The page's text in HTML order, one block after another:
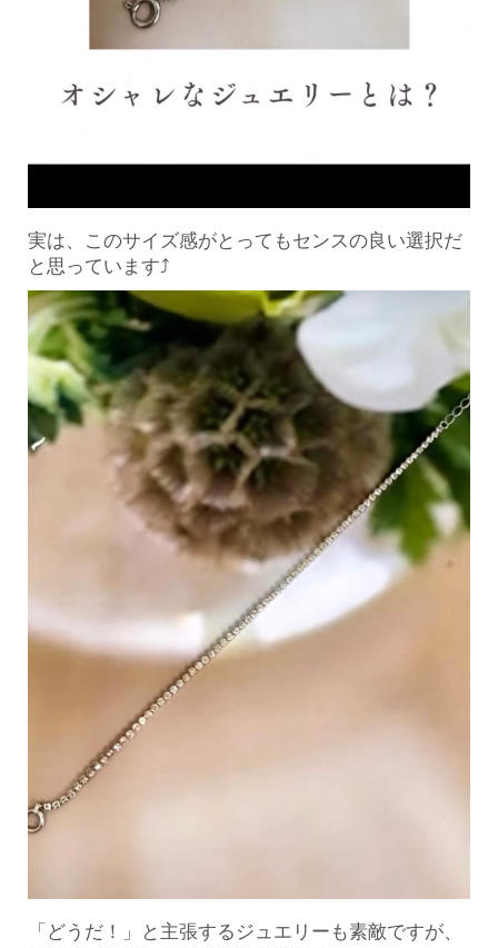
実は、このサイズ感がとってもセンスの良い選択だ
と思ってい ます⤴︎
「どうだ！」と主張するジュエリーも素敵ですが、